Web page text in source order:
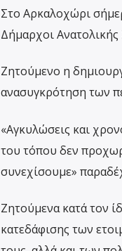
Στο Αρκαλοχώρι
Δήμαρχοι
Ζητούμενο η
ανασυγκρότηση των
«Αγκυλώσεις και
του τόπου δεν
συνεχίσουμε»
Ζητούμενα κατά τον
κατεδάφισης των